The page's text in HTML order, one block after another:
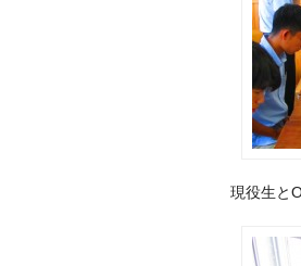
現役生と